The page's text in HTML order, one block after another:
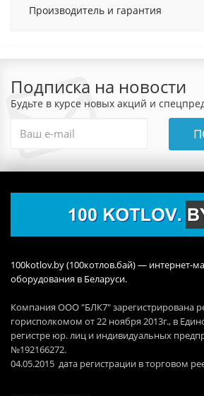
Производитель и гарантия
Подписка на новости
Будьте в курсе новых акций и
100kotlov.by (100котлов.бай) — интернет-
оборудования в Беларуси.
Компания ООО "БЛК7" зарегистрирована
горисполкомом от 22 ноября 2013г., в
регистре юр. лиц и индивидуальных
№192166272.
04.05.2015 дата регистрации в торговом